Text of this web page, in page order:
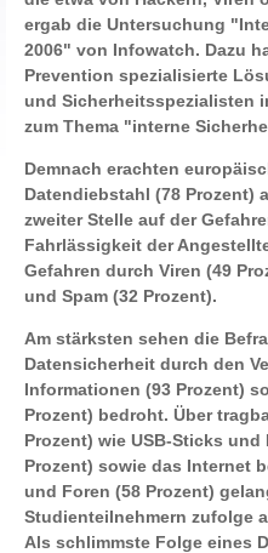
ergab die Untersuchung
2006" von Infowatch. Dazu
Prevention spezialisierte
und Sicherheitsspezialisten
zum Thema "interne
Demnach erachten
Datendiebstahl (78 Prozent)
zweiter Stelle auf der
Fahrlässigkeit der
Gefahren durch Viren (49
und Spam (32 Prozent).
Am stärksten sehen die
Datensicherheit durch den
Informationen (93 Prozent)
Prozent) bedroht. Über
Prozent) wie USB-Sticks
Prozent) sowie das Internet
und Foren (58 Prozent)
Studienteilnehmern zufolge
Als schlimmste Folge eines